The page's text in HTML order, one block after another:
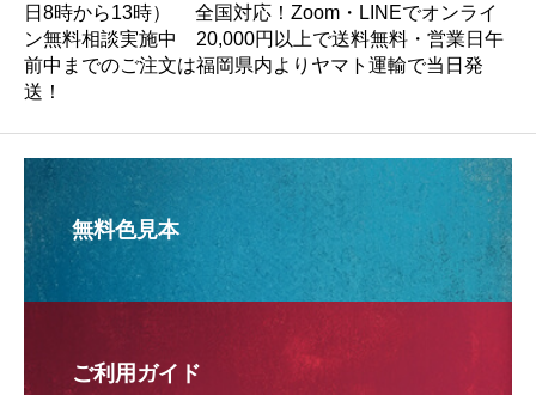
日8時から13時） 全国対応！Zoom・LINEでオンライ
ン無料相談実施中 20,000円以上で送料無料・営業日午
前中までのご注文は福岡県内よりヤマト運輸で当日発
送！
無料色見本
ご利用ガイド